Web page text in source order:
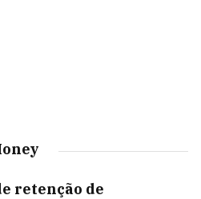
retenção de